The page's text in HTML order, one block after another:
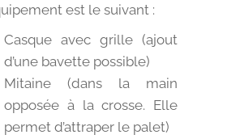
est le suivant :
Casque avec grille (ajout
d’une bavette possible)
Mitaine (dans la main
opposée à la crosse. Elle
permet d’attraper le palet)